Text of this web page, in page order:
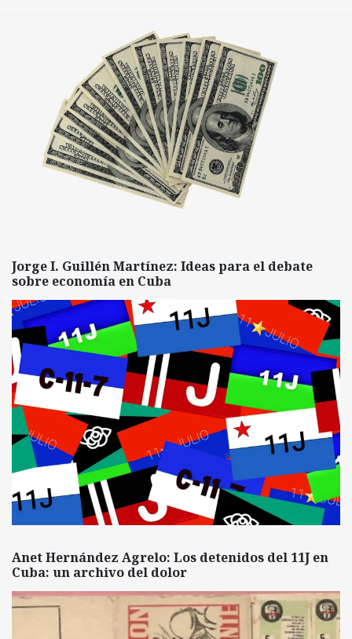
Jorge I. Guillén Martínez: Ideas para el debate
sobre economía en Cuba
Anet Hernández Agrelo: Los detenidos del 11J en
Cuba: un archivo del dolor